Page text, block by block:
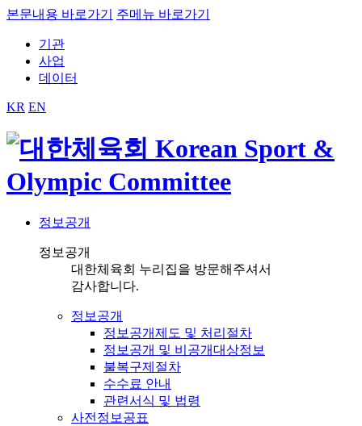
본문내용 바로가기 주메뉴 바로가기
기관
사업
데이터
KR EN
정보공개
정보공개
대한체육회 누리집을 방문해주셔서
감사합니다.
정보공개
정보공개제도 및 처리절차
정보공개 및 비공개대상정보
불복구제절차
수수료 안내
관련서식 및 법령
사전정보공표